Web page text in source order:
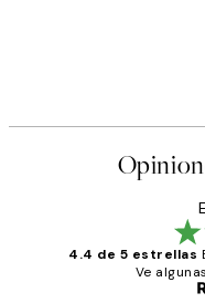
4.4 de 5 estrellas
Ve